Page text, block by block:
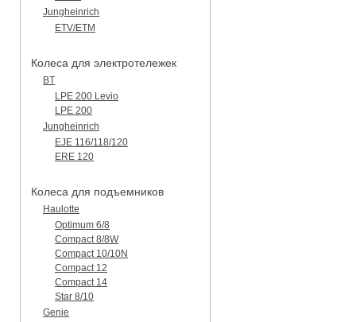
Jungheinrich
ETV/ETM
Колеса для электротележек
BT
LPE 200 Levio
LPE 200
Jungheinrich
EJE 116/118/120
ERE 120
Колеса для подъемников
Haulotte
Optimum 6/8
Compact 8/8W
Compact 10/10N
Compact 12
Compact 14
Star 8/10
Genie